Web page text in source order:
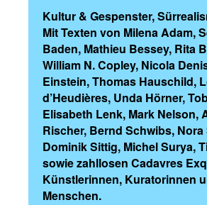
Kultur & Gespenster,
Mit Texten von Milena Adam,
Baden, Mathieu Bessey, Rita
William N. Copley, Nicola
Einstein, Thomas Hauschild,
d’Heudières, Unda Hörner,
Elisabeth Lenk, Mark Nelson,
Rischer, Bernd Schwibs, Nora
Dominik Sittig, Michel Surya,
sowie zahllosen Cadavres
Künstlerinnen, Kuratorinnen
Menschen.